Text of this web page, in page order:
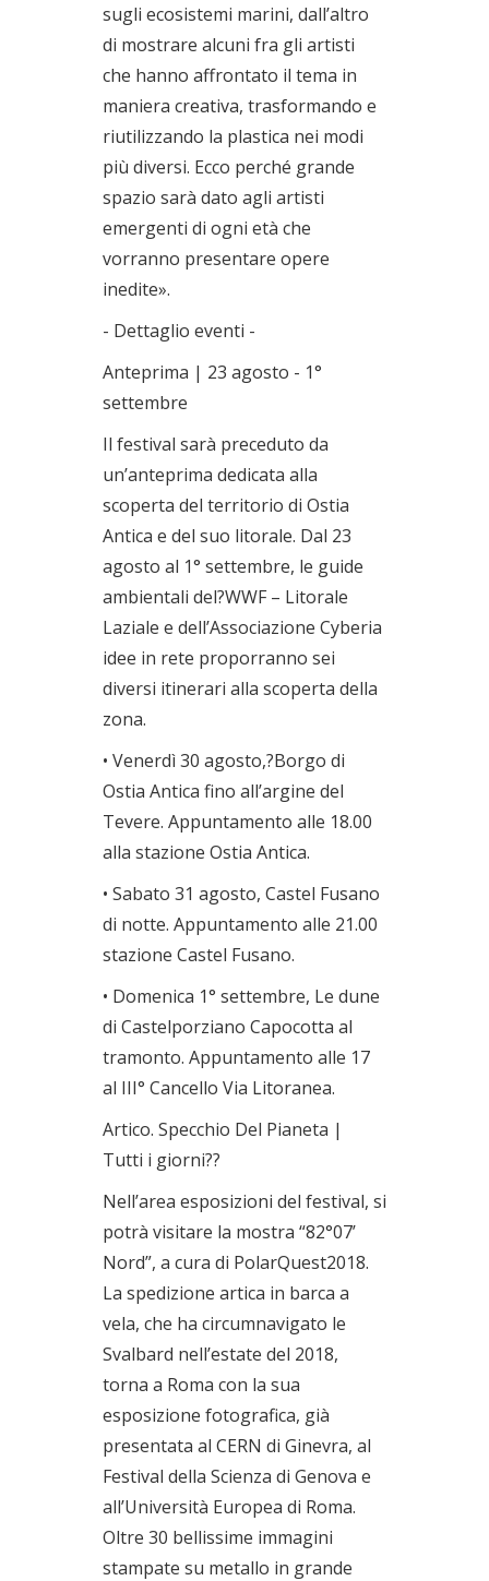
sugli ecosistemi marini, dall’altro
di mostrare alcuni fra gli artisti
che hanno affrontato il tema in
maniera creativa, trasformando e
riutilizzando la plastica nei modi
più diversi. Ecco perché grande
spazio sarà dato agli artisti
emergenti di ogni età che
vorranno presentare opere
inedite».
- Dettaglio eventi -
Anteprima | 23 agosto - 1°
settembre
Il festival sarà preceduto da
un’anteprima dedicata alla
scoperta del territorio di Ostia
Antica e del suo litorale. Dal 23
agosto al 1° settembre, le guide
ambientali del?WWF – Litorale
Laziale e dell’Associazione Cyberia
idee in rete proporranno sei
diversi itinerari alla scoperta della
zona.
• Venerdì 30 agosto,?Borgo di
Ostia Antica fino all’argine del
Tevere. Appuntamento alle 18.00
alla stazione Ostia Antica.
• Sabato 31 agosto, Castel Fusano
di notte. Appuntamento alle 21.00
stazione Castel Fusano.
• Domenica 1° settembre, Le dune
di Castelporziano Capocotta al
tramonto. Appuntamento alle 17
al III° Cancello Via Litoranea.
Artico. Specchio Del Pianeta |
Tutti i giorni??
Nell’area esposizioni del festival, si
potrà visitare la mostra “82°07’
Nord”, a cura di PolarQuest2018.
La spedizione artica in barca a
vela, che ha circumnavigato le
Svalbard nell’estate del 2018,
torna a Roma con la sua
esposizione fotografica, già
presentata al CERN di Ginevra, al
Festival della Scienza di Genova e
all’Università Europea di Roma.
Oltre 30 bellissime immagini
stampate su metallo in grande